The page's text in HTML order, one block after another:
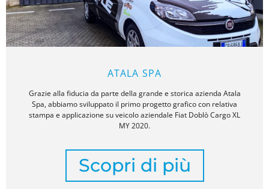
ATALA SPA
Grazie alla fiducia da parte della grande e storica azienda Atala
Spa, abbiamo sviluppato il primo progetto grafico con relativa
stampa e applicazione su veicolo aziendale Fiat Doblò Cargo XL
MY 2020.
Scopri di più